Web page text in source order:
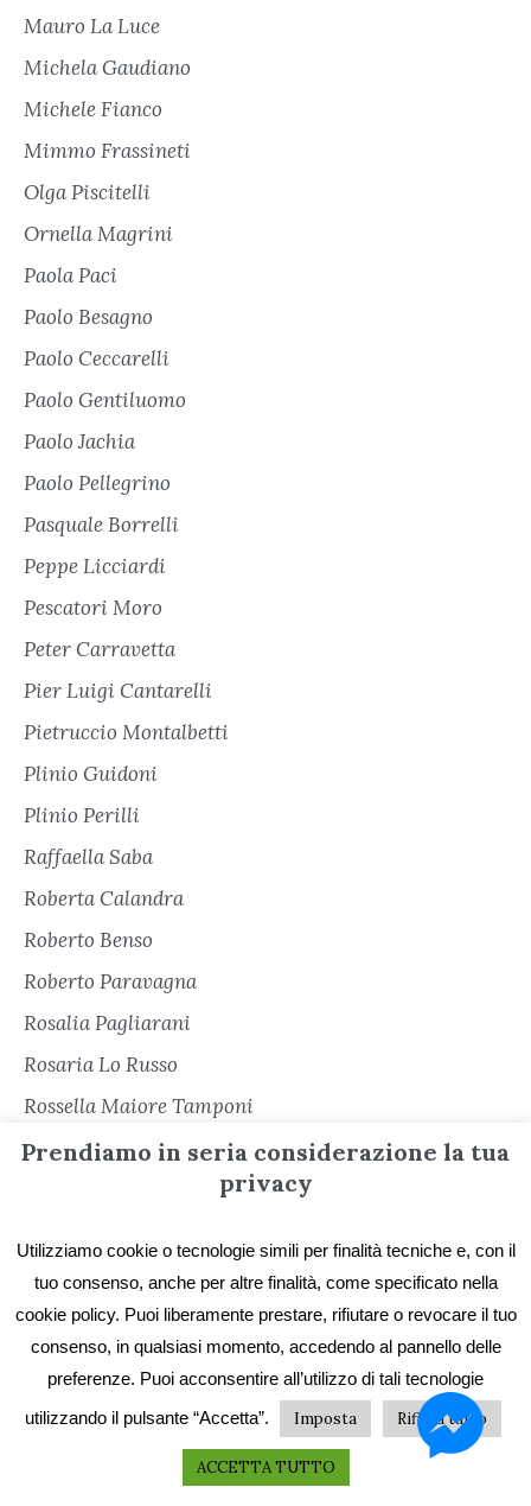
Mauro La Luce
Michela Gaudiano
Michele Fianco
Mimmo Frassineti
Olga Piscitelli
Ornella Magrini
Paola Paci
Paolo Besagno
Paolo Ceccarelli
Paolo Gentiluomo
Paolo Jachia
Paolo Pellegrino
Pasquale Borrelli
Peppe Licciardi
Pescatori Moro
Peter Carravetta
Pier Luigi Cantarelli
Pietruccio Montalbetti
Plinio Guidoni
Plinio Perilli
Raffaella Saba
Roberta Calandra
Roberto Benso
Roberto Paravagna
Rosalia Pagliarani
Rosaria Lo Russo
Rossella Maiore Tamponi
Rudy Marra
Sara Cacioli
Senza categoria
Serena Cerè
Sergio Freschi
Silvana Matarazzo
Prendiamo in seria considerazione la tua
privacy
Utilizziamo cookie o tecnologie simili per finalità tecniche e, con il
tuo consenso, anche per altre finalità, come specificato nella
cookie policy. Puoi liberamente prestare, rifiutare o revocare il tuo
consenso, in qualsiasi momento, accedendo al pannello delle
preferenze. Puoi acconsentire all’utilizzo di tali tecnologie
utilizzando il pulsante “Accetta”.
Imposta Rifiuta tutto
ACCETTA TUTTO